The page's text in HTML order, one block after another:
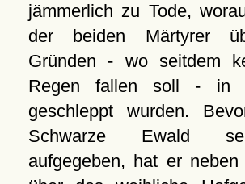
jämmerlich zu Tode,
der beiden Märtyrer
Gründen - wo seitdem
Regen fallen soll - in
geschleppt wurden.
Schwarze Ewald
aufgegeben, hat er